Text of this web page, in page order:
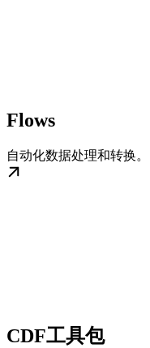
Flows
自动化数据处理和转换。
CDF工具包